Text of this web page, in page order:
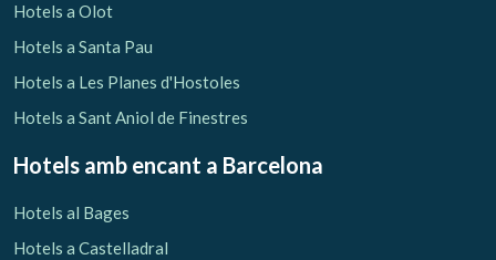
Hotels a Olot
Hotels a Santa Pau
Hotels a Les Planes d'Hostoles
Hotels a Sant Aniol de Finestres
Hotels amb encant a Barcelona
Hotels al Bages
Hotels a Castelladral